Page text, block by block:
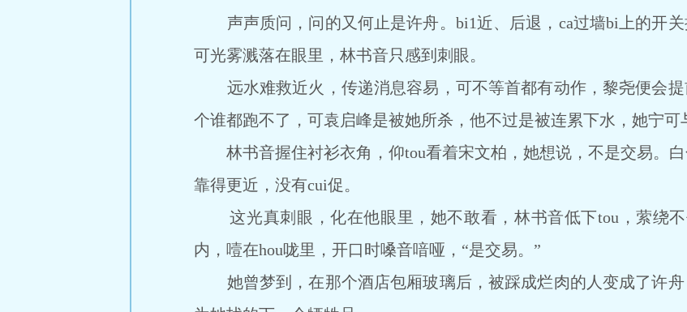
声声质问，问的又何止是许舟。bi1近、后退，ca过墙bi上的开关
可光雾溅落在眼里，林书音只感到刺眼。
远水难救近火，传递消息容易，可不等首都有动作，黎尧便会提
个谁都跑不了，可袁启峰是被她所杀，他不过是被连累下水，她宁可
林书音握住衬衫衣角，仰tou看着宋文柏，她想说，不是交易。白
靠得更近，没有cui促。
这光真刺眼，化在他眼里，她不敢看，林书音低下tou，萦绕不
内，噎在hou咙里，开口时嗓音喑哑，“是交易。”
她曾梦到，在那个酒店包厢玻璃后，被踩成烂肉的人变成了许舟